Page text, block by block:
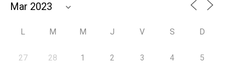
L M M J V S D
27 28 1 2 3 4 5